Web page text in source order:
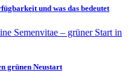
und was das bedeutet
grünen Neustart